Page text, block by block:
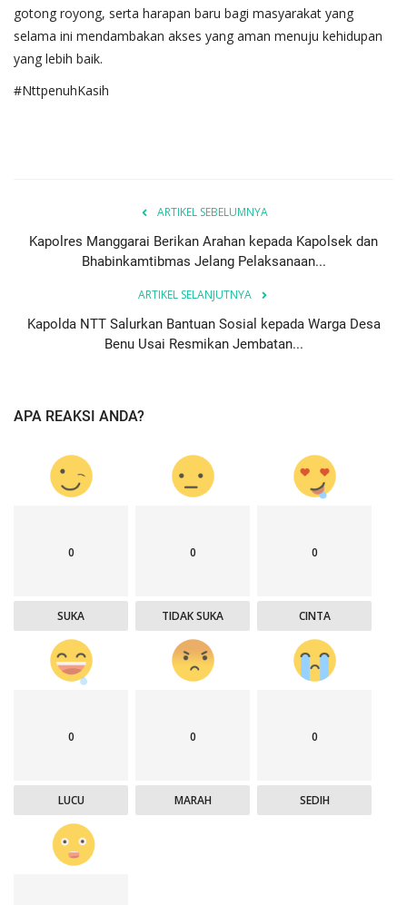
gotong royong, serta harapan baru bagi masyarakat yang
selama ini mendambakan akses yang aman menuju kehidupan
yang lebih baik.
#NttpenuhKasih
ARTIKEL SEBELUMNYA
Kapolres Manggarai Berikan Arahan kepada Kapolsek dan
Bhabinkamtibmas Jelang Pelaksanaan...
ARTIKEL SELANJUTNYA
Kapolda NTT Salurkan Bantuan Sosial kepada Warga Desa
Benu Usai Resmikan Jembatan...
APA REAKSI ANDA?
0
SUKA
0
TIDAK SUKA
0
CINTA
0
LUCU
0
MARAH
0
SEDIH